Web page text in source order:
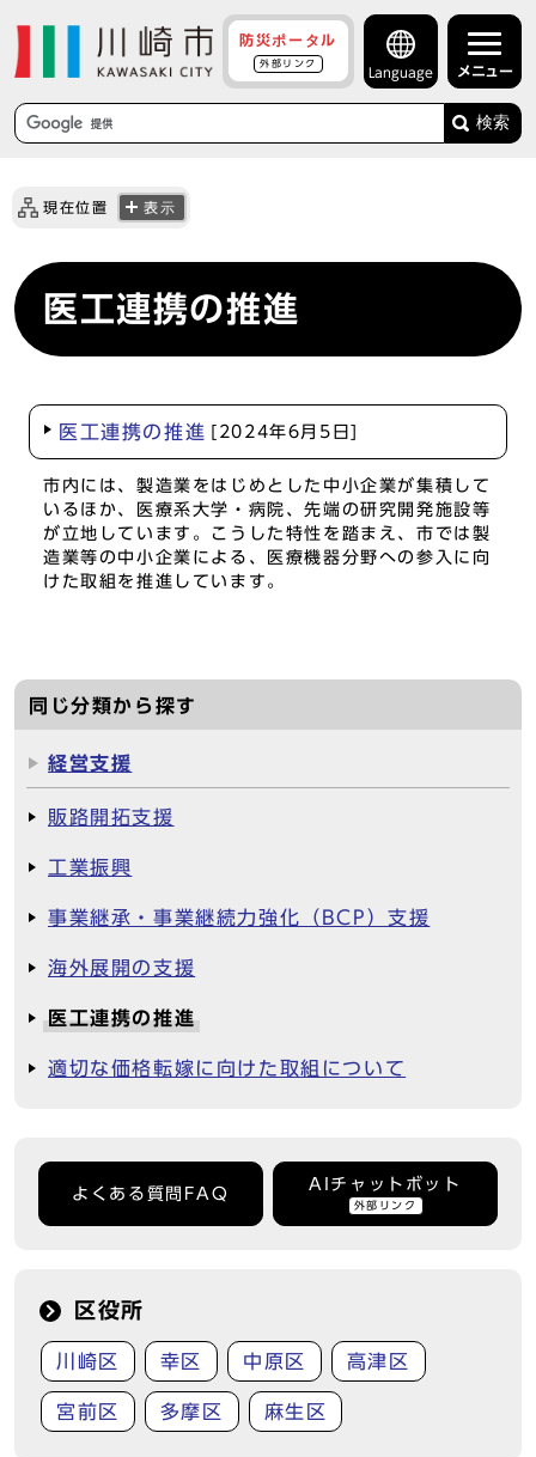
防災ポータル
外部リンク
Language メニュー
検索
現在位置 表示
医工連携の推進
医工連携の推進 [2024年6月5日]
市内には、製造業をはじめとした中小企業が集積して
いるほか、医療系大学・病院、先端の研究開発施設等
が立地しています。こうした特性を踏まえ、市では製
造業等の中小企業による、医療機器分野への参入に向
けた取組を推進しています。
同じ分類から探す
経営支援
販路開拓支援
工業振興
事業継承・事業継続力強化（BCP）支援
海外展開の支援
医工連携の推進
適切な価格転嫁に向けた取組について
よくある質問FAQ
AIチャットボット
外部リンク
区役所
川崎区 幸区 中原区 高津区
宮前区 多摩区 麻生区